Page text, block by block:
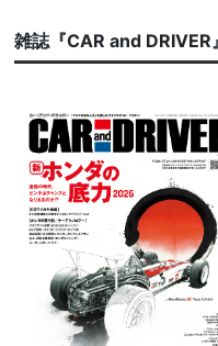
雑誌『CAR and DRIVER